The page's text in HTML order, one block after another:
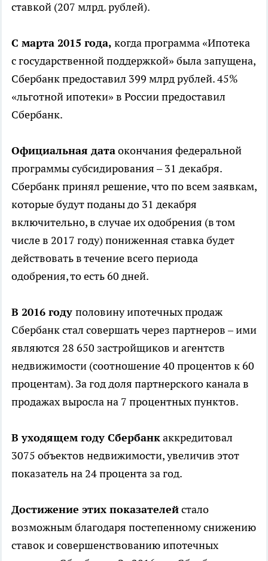
ставкой (207 млрд. рублей).
С марта 2015 года, когда программа «Ипотека
с государственной поддержкой» была запущена,
Сбербанк предоставил 399 млрд рублей. 45%
«льготной ипотеки» в России предоставил
Сбербанк.
Официальная датаокончания федеральной
программы субсидирования – 31 декабря.
Сбербанк принял решение, что по всем заявкам,
которые будут поданы до 31 декабря
включительно, в случае их одобрения (в том
числе в 2017 году) пониженная ставка будет
действовать в течение всего периода
одобрения, то есть 60 дней.
В 2016 году половину ипотечных продаж
Сбербанк стал совершать через партнеров – ими
являются 28 650 застройщиков и агентств
недвижимости (соотношение 40 процентов к 60
процентам). За год доля партнерского канала в
продажах выросла на 7 процентных пунктов.
В уходящем году Сбербанкаккредитовал
3075 объектов недвижимости, увеличив этот
показатель на 24 процента за год.
Достижение этих показателейстало
возможным благодаря постепенному снижению
ставок и совершенствованию ипотечных